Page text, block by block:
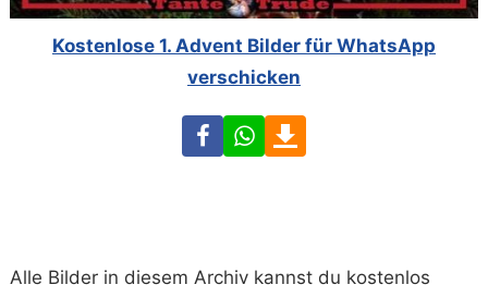
Kostenlose 1. Advent Bilder für WhatsApp
verschicken
FacebookWhatsApp
Alle Bilder in diesem Archiv kannst du kostenlos